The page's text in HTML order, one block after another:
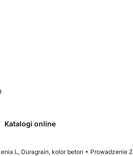
Zobacz szczegóły
Katalogi online
L, Duragrain, kolor beton + Prowadzenie Z